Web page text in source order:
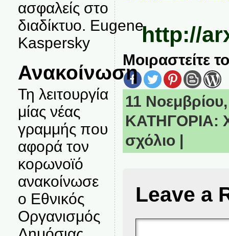
ασφαλείς στο
διαδίκτυο. Eugene
Kaspersky
Ανακοίνωση
Τη λειτουργία
μίας νέας
γραμμής που
αφορά τον
κορωνοϊό
ανακοίνωσε
ο Εθνικός
Οργανισμός
http://
Μοιραστείτε
11
ΚΑΤΗΓΟΡΙΑ:
σχόλιο
Leave a